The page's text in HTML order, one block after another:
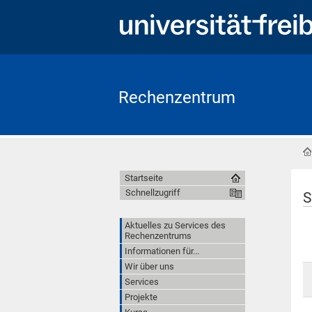
Rechenzentrum
Startseite
Schnellzugriff
Aktuelles zu Services des
Rechenzentrums
Informationen für...
Wir über uns
Services
Projekte